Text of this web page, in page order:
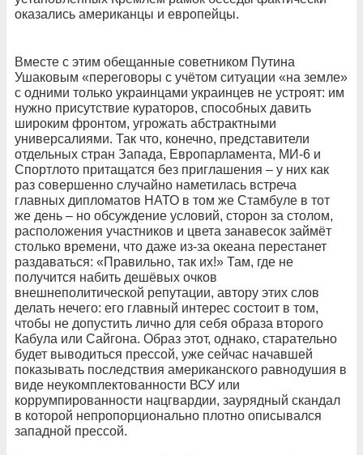
оказались американцы и европейцы.
Вместе с этим обещанные советником Путина
Ушаковым «переговоры с учётом ситуации «на земле»
с одними только украинцами украинцев не устроят: им
нужно присутствие кураторов, способных давить
широким фронтом, угрожать абстрактными
универсалиями. Так что, конечно, представители
отдельных стран Запада, Европарламента, МИ-6 и
Спортлото притащатся без приглашения – у них как
раз совершенно случайно наметилась встреча
главных дипломатов НАТО в том же Стамбуле в тот
же день – но обсуждение условий, сторон за столом,
расположения участников и цвета занавесок займёт
столько времени, что даже из-за океана перестанет
раздаваться: «Правильно, так их!» Там, где не
получится набить дешёвых очков
внешнеполитической репутации, автору этих слов
делать нечего: его главный интерес состоит в том,
чтобы не допустить лично для себя образа второго
Кабула или Сайгона. Образ этот, однако, старательно
будет выводиться прессой, уже сейчас начавшей
показывать последствия американского равнодушия в
виде неукомплектованности ВСУ или
коррумпированности нацгвардии, заурядный скандал
в которой непропорционально плотно описывался
западной прессой.